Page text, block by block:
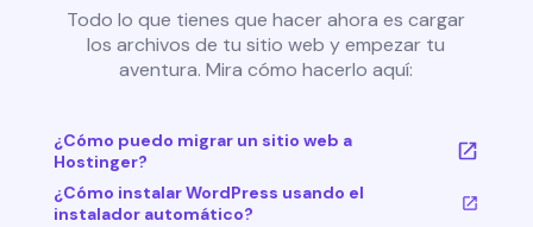
Todo lo que tienes que hacer ahora es cargar
los archivos de tu sitio web y empezar tu
aventura. Mira cómo hacerlo aquí:
¿Cómo puedo migrar un sitio web a
Hostinger?
¿Cómo instalar WordPress usando el
instalador automático?